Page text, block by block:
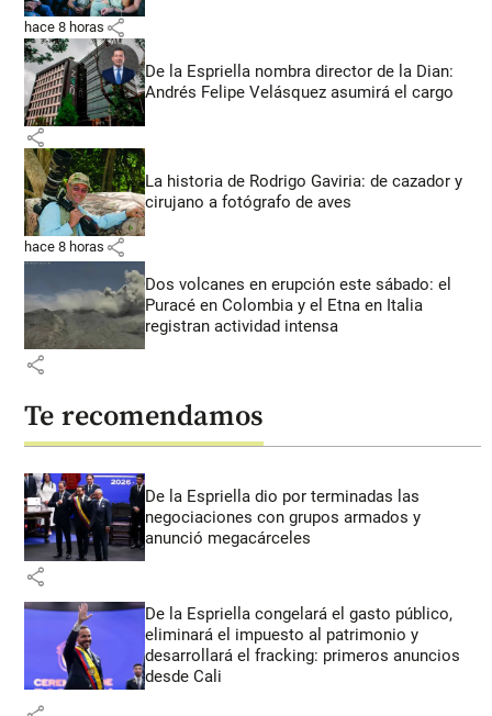
hace 8 horas share
De la Espriella nombra director de la Dian:
Andrés Felipe Velásquez asumirá el cargo
share
La historia de Rodrigo Gaviria: de cazador y
cirujano a fotógrafo de aves
hace 8 horas share
Dos volcanes en erupción este sábado: el
Puracé en Colombia y el Etna en Italia
registran actividad intensa
share
Te recomendamos
De la Espriella dio por terminadas las
negociaciones con grupos armados y
anunció megacárceles
share
De la Espriella congelará el gasto público,
eliminará el impuesto al patrimonio y
desarrollará el fracking: primeros anuncios
desde Cali